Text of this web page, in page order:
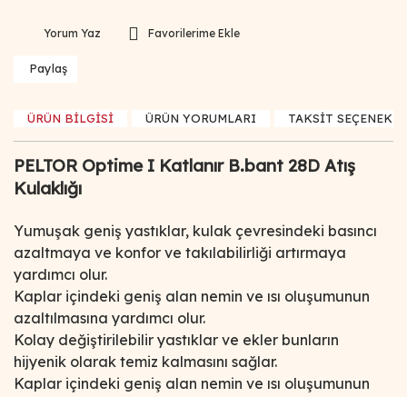
Yorum Yaz
Paylaş
ÜRÜN BİLGİSİ ÜRÜN YORUMLARI TAKSİT
PELTOR Optime I Katlanır B.bant 28D Atış
Kulaklığı
Yumuşak geniş yastıklar, kulak çevresindeki basıncı
azaltmaya ve konfor ve takılabilirliği artırmaya
yardımcı olur.
Kaplar içindeki geniş alan nemin ve ısı oluşumunun
azaltılmasına yardımcı olur.
Kolay değiştirilebilir yastıklar ve ekler bunların
hijyenik olarak temiz kalmasını sağlar.
Kaplar içindeki geniş alan nemin ve ısı oluşumunun